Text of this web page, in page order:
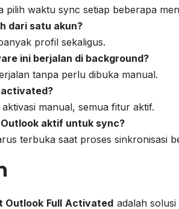
pilih waktu sync setiap beberapa
dari satu akun?
profil sekaligus.
ini berjalan di background?
tanpa perlu dibuka manual.
activated?
manual, semua fitur aktif.
aktif untuk sync?
terbuka saat proses sinkronisasi
Full Activatedadalah solusi